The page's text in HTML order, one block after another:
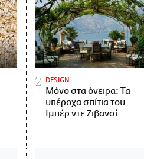
DESIGN
Μόνο στα όνειρα: Τα
υπέροχα σπίτια του
Ιμπέρ ντε Ζιβανσί